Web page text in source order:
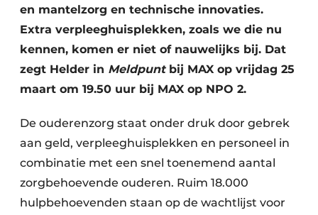
en mantelzorg en technische innovaties.
Extra verpleeghuisplekken, zoals we die nu
kennen, komen er niet of nauwelijks bij. Dat
zegt Helder in Meldpuntbij MAX op vrijdag 25
maart om 19.50 uur bij MAX op NPO 2.
De ouderenzorg staat onder druk door gebrek
aan geld, verpleeghuisplekken en personeel in
combinatie met een snel toenemend aantal
zorgbehoevende ouderen. Ruim 18.000
hulpbehoevenden staan op de wachtlijst voor